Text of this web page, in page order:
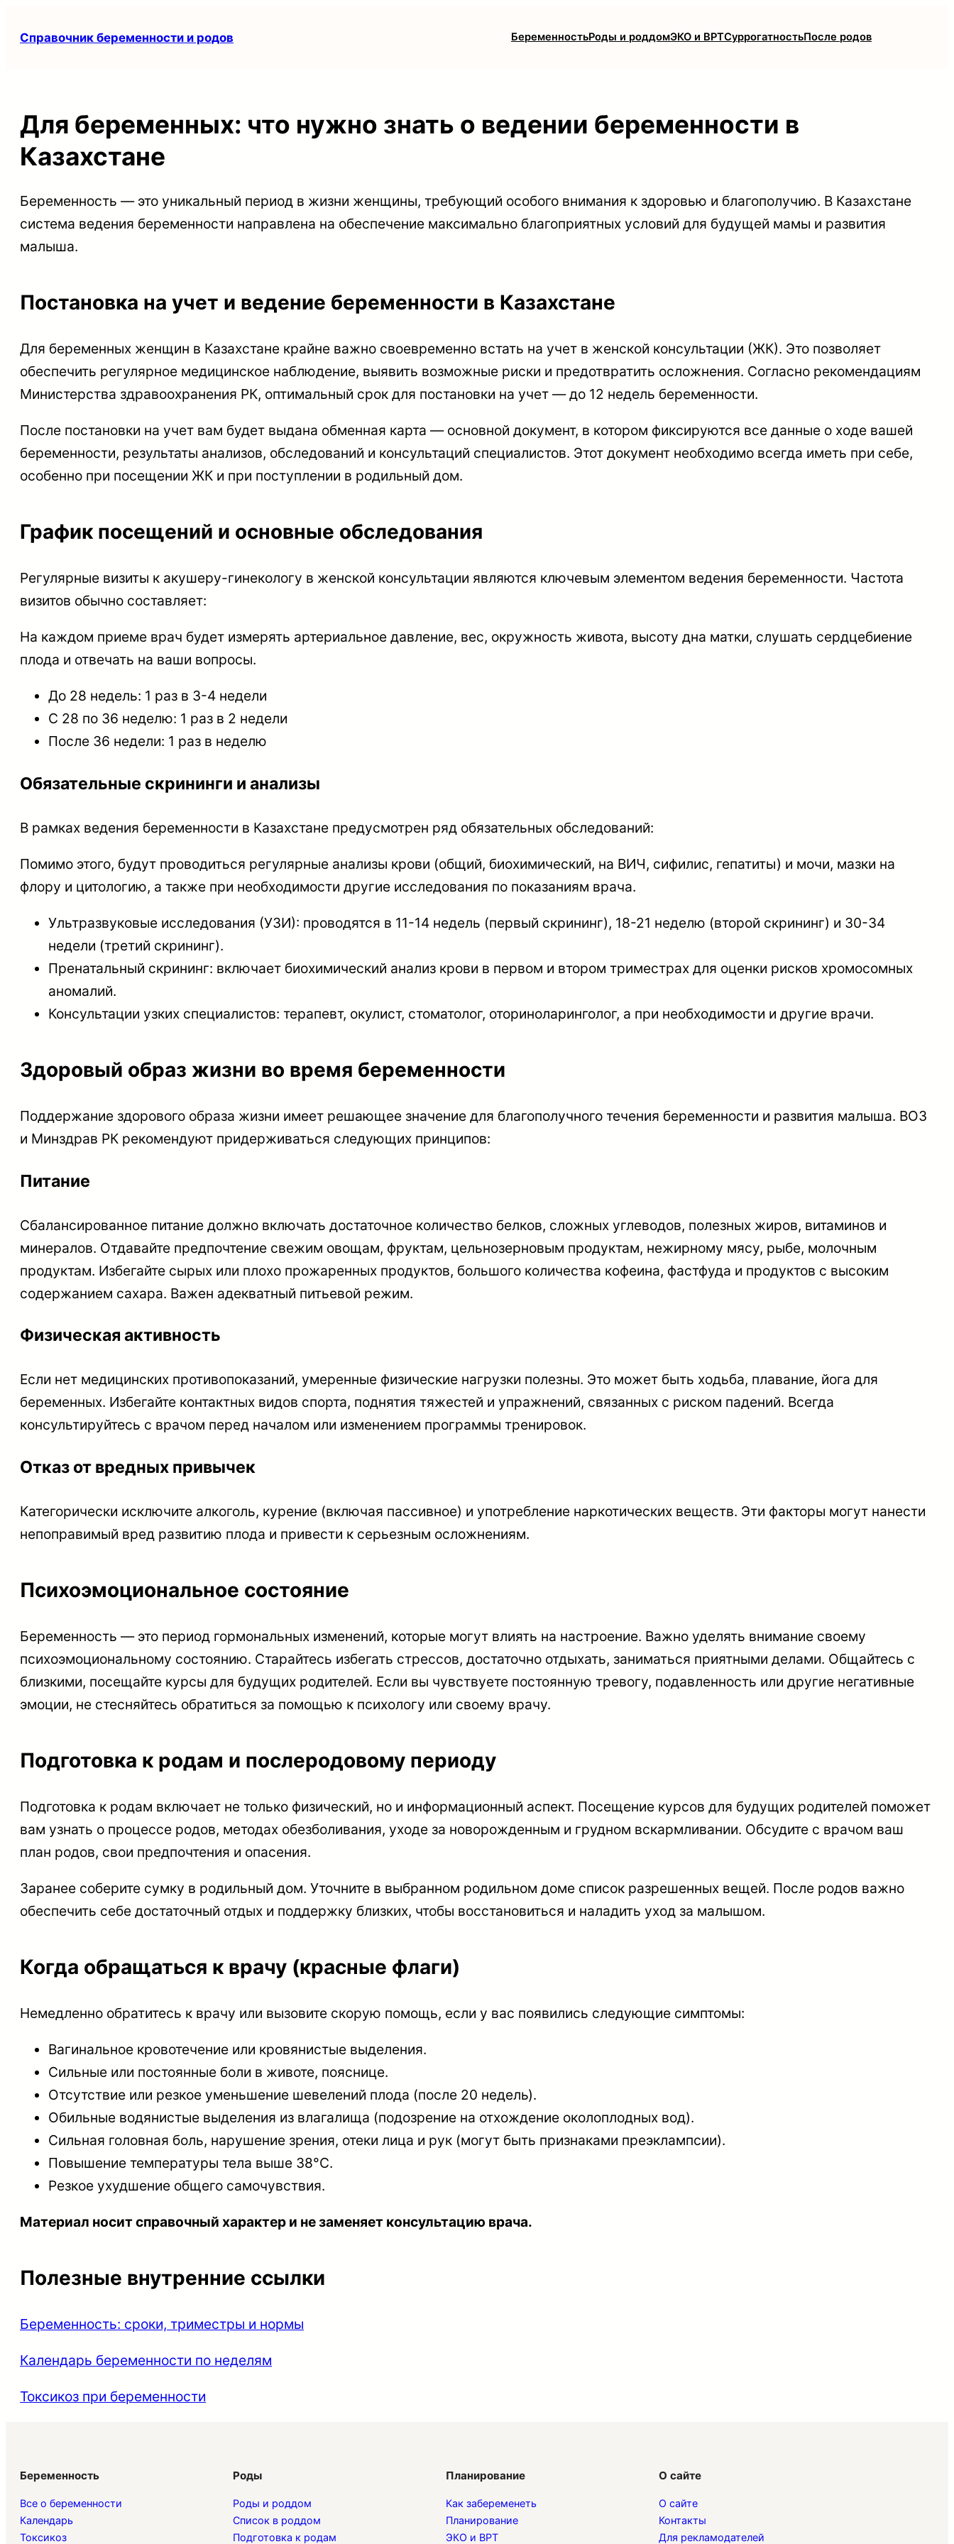
Справочник беременности и родов БеременностьРоды и роддомЭКО и ВРТСуррогатностьПосле родов
Для беременных: что нужно знать о ведении беременности в
Казахстане
Беременность — это уникальный период в жизни женщины, требующий особого внимания к здоровью и благополучию. В Казахстане
система ведения беременности направлена на обеспечение максимально благоприятных условий для будущей мамы и развития
малыша.
Постановка на учет и ведение беременности в Казахстане
Для беременных женщин в Казахстане крайне важно своевременно встать на учет в женской консультации (ЖК). Это позволяет
обеспечить регулярное медицинское наблюдение, выявить возможные риски и предотвратить осложнения. Согласно рекомендациям
Министерства здравоохранения РК, оптимальный срок для постановки на учет — до 12 недель беременности.
После постановки на учет вам будет выдана обменная карта — основной документ, в котором фиксируются все данные о ходе вашей
беременности, результаты анализов, обследований и консультаций специалистов. Этот документ необходимо всегда иметь при себе,
особенно при посещении ЖК и при поступлении в родильный дом.
График посещений и основные обследования
Регулярные визиты к акушеру-гинекологу в женской консультации являются ключевым элементом ведения беременности. Частота
визитов обычно составляет:
На каждом приеме врач будет измерять артериальное давление, вес, окружность живота, высоту дна матки, слушать сердцебиение
плода и отвечать на ваши вопросы.
До 28 недель: 1 раз в 3-4 недели
С 28 по 36 неделю: 1 раз в 2 недели
После 36 недели: 1 раз в неделю
Обязательные скрининги и анализы
В рамках ведения беременности в Казахстане предусмотрен ряд обязательных обследований:
Помимо этого, будут проводиться регулярные анализы крови (общий, биохимический, на ВИЧ, сифилис, гепатиты) и мочи, мазки на
флору и цитологию, а также при необходимости другие исследования по показаниям врача.
Ультразвуковые исследования (УЗИ): проводятся в 11-14 недель (первый скрининг), 18-21 неделю (второй скрининг) и 30-34
недели (третий скрининг).
Пренатальный скрининг: включает биохимический анализ крови в первом и втором триместрах для оценки рисков хромосомных
аномалий.
Консультации узких специалистов: терапевт, окулист, стоматолог, оториноларинголог, а при необходимости и другие врачи.
Здоровый образ жизни во время беременности
Поддержание здорового образа жизни имеет решающее значение для благополучного течения беременности и развития малыша. ВОЗ
и Минздрав РК рекомендуют придерживаться следующих принципов:
Питание
Сбалансированное питание должно включать достаточное количество белков, сложных углеводов, полезных жиров, витаминов и
минералов. Отдавайте предпочтение свежим овощам, фруктам, цельнозерновым продуктам, нежирному мясу, рыбе, молочным
продуктам. Избегайте сырых или плохо прожаренных продуктов, большого количества кофеина, фастфуда и продуктов с высоким
содержанием сахара. Важен адекватный питьевой режим.
Физическая активность
Если нет медицинских противопоказаний, умеренные физические нагрузки полезны. Это может быть ходьба, плавание, йога для
беременных. Избегайте контактных видов спорта, поднятия тяжестей и упражнений, связанных с риском падений. Всегда
консультируйтесь с врачом перед началом или изменением программы тренировок.
Отказ от вредных привычек
Категорически исключите алкоголь, курение (включая пассивное) и употребление наркотических веществ. Эти факторы могут нанести
непоправимый вред развитию плода и привести к серьезным осложнениям.
Психоэмоциональное состояние
Беременность — это период гормональных изменений, которые могут влиять на настроение. Важно уделять внимание своему
психоэмоциональному состоянию. Старайтесь избегать стрессов, достаточно отдыхать, заниматься приятными делами. Общайтесь с
близкими, посещайте курсы для будущих родителей. Если вы чувствуете постоянную тревогу, подавленность или другие негативные
эмоции, не стесняйтесь обратиться за помощью к психологу или своему врачу.
Подготовка к родам и послеродовому периоду
Подготовка к родам включает не только физический, но и информационный аспект. Посещение курсов для будущих родителей поможет
вам узнать о процессе родов, методах обезболивания, уходе за новорожденным и грудном вскармливании. Обсудите с врачом ваш
план родов, свои предпочтения и опасения.
Заранее соберите сумку в родильный дом. Уточните в выбранном родильном доме список разрешенных вещей. После родов важно
обеспечить себе достаточный отдых и поддержку близких, чтобы восстановиться и наладить уход за малышом.
Когда обращаться к врачу (красные флаги)
Немедленно обратитесь к врачу или вызовите скорую помощь, если у вас появились следующие симптомы:
Вагинальное кровотечение или кровянистые выделения.
Сильные или постоянные боли в животе, пояснице.
Отсутствие или резкое уменьшение шевелений плода (после 20 недель).
Обильные водянистые выделения из влагалища (подозрение на отхождение околоплодных вод).
Сильная головная боль, нарушение зрения, отеки лица и рук (могут быть признаками преэклампсии).
Повышение температуры тела выше 38°C.
Резкое ухудшение общего самочувствия.
Материал носит справочный характер и не заменяет консультацию врача.
Полезные внутренние ссылки
Беременность: сроки, триместры и нормы
Календарь беременности по неделям
Токсикоз при беременности
Беременность
Все о беременности
Календарь
Токсикоз
Роды
Роды и роддом
Список в роддом
Подготовка к родам
Планирование
Как забеременеть
Планирование
ЭКО и ВРТ
О сайте
О сайте
Контакты
Для рекламодателей